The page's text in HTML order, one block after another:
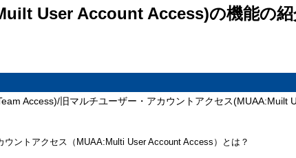
User Account Access)の機能の紹
Access)/旧マルチユーザー・アカウントアクセス(MUAA:Muilt
ントアクセス（MUAA:Multi User Account Access）とは？